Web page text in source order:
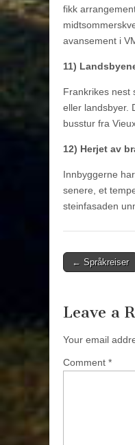
fikk
avansement i
11)
Frankrikes nest
eller landsbyer.
busstur fra
12) Herjet av
Innbyggerne
senere, et
steinfasaden
Post
← Språkreiser
Leave a
Your email
Comment *